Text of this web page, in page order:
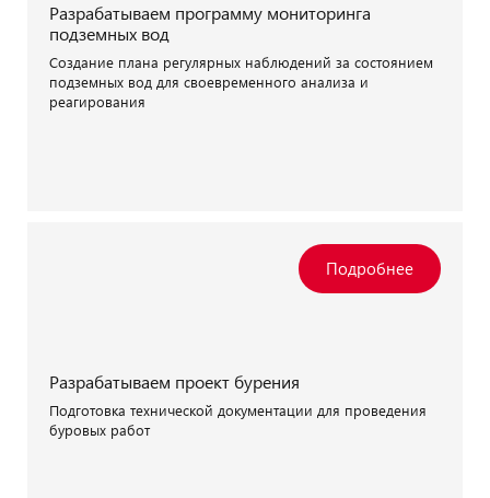
Разрабатываем программу мониторинга
подземных вод
Создание плана регулярных наблюдений за состоянием
подземных вод для своевременного анализа и
реагирования
Разрабатываем проект бурения
Подготовка технической документации для проведения
буровых работ